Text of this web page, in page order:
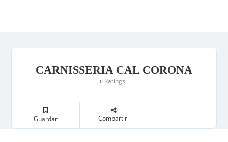
CARNISSERIA CAL CORONA
0 Ratings
Guardar Compartir